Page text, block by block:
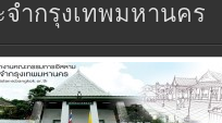
จำกรุงเทพมหานคร